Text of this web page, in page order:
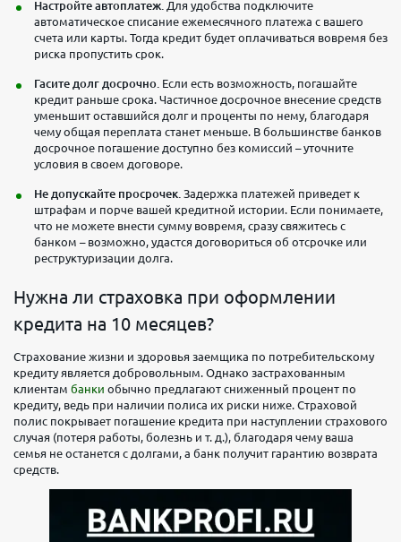
Настройте автоплатеж. Для удобства подключите
автоматическое списание ежемесячного платежа с вашего
счета или карты. Тогда кредит будет оплачиваться вовремя без
риска пропустить срок.
Гасите долг досрочно. Если есть возможность, погашайте
кредит раньше срока. Частичное досрочное внесение средств
уменьшит оставшийся долг и проценты по нему, благодаря
чему общая переплата станет меньше. В большинстве банков
досрочное погашение доступно без комиссий – уточните
условия в своем договоре.
Не допускайте просрочек. Задержка платежей приведет к
штрафам и порче вашей кредитной истории. Если понимаете,
что не можете внести сумму вовремя, сразу свяжитесь с
банком – возможно, удастся договориться об отсрочке или
реструктуризации долга.
Нужна ли страховка при оформлении
кредита на 10 месяцев?
Страхование жизни и здоровья заемщика по потребительскому
кредиту является добровольным. Однако застрахованным
клиентам банки обычно предлагают сниженный процент по
кредиту, ведь при наличии полиса их риски ниже. Страховой
полис покрывает погашение кредита при наступлении страхового
случая (потеря работы, болезнь и т. д.), благодаря чему ваша
семья не останется с долгами, а банк получит гарантию возврата
средств.